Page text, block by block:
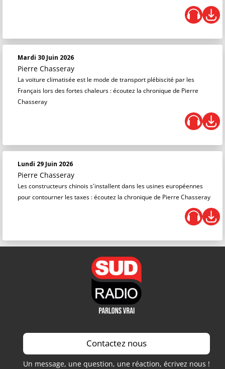
Mardi 30 Juin 2026
Pierre Chasseray
La voiture climatisée est le mode de transport plébiscité par les
Français lors des fortes chaleurs : écoutez la chronique de Pierre
Chasseray
Lundi 29 Juin 2026
Pierre Chasseray
Les constructeurs chinois s'installent dans les usines européennes
pour contourner les taxes : écoutez la chronique de Pierre Chasseray
Contactez nous
Un message, une question, une réaction, écrivez nous !